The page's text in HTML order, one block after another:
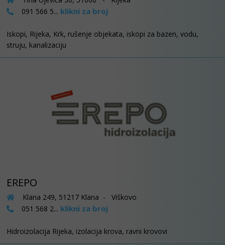
091 566 5... klikni za broj
Iskopi, Rijeka, Krk, rušenje objekata, iskopi za bazen, vodu,
struju, kanalizaciju
EREPO
Klana 249, 51217 Klana - Viškovo
051 568 2... klikni za broj
Hidroizolacija Rijeka, izolacija krova, ravni krovovi